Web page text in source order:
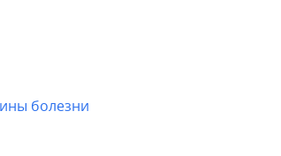
болезни